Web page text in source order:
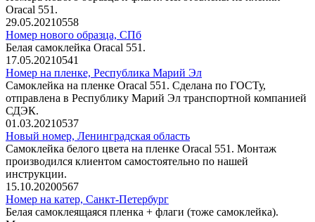
Oracal 551.
29.05.20210558
Номер нового образца, СПб
Белая самоклейка Oracal 551.
17.05.20210541
Номер на пленке, Республика Марий Эл
Самоклейка на пленке Oracal 551. Сделана по ГОСТу,
отправлена в Республику Марий Эл транспортной компанией
СДЭК.
01.03.20210537
Новый номер, Ленинградская область
Самоклейка белого цвета на пленке Oracal 551. Монтаж
производился клиентом самостоятельно по нашей
инструкции.
15.10.20200567
Номер на катер, Санкт-Петербург
Белая самоклеящаяся пленка + флаги (тоже самоклейка).